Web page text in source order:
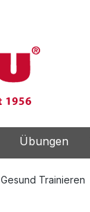
Übungen
Gesund Trainieren